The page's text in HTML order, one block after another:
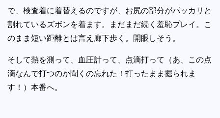
で、検査着に着替えるのですが、お尻の部分がパッカリと
割れているズボンを着ます。まだまだ続く羞恥プレイ。こ
のまま短い距離とは言え廊下歩く。開眼しそう。
そして熱を測って、血圧計って、点滴打って（あ、この点
滴なんで打つのか聞くの忘れた！打ったまま掘られま
す！）本番へ。